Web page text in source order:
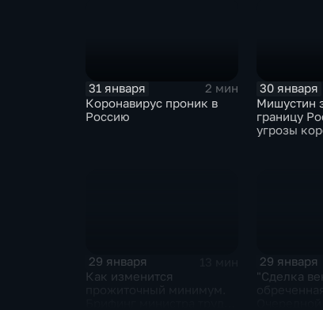
31 января
2 мин
Коронавирус проник в
Россию
30 января
Мишустин
границу
угрозы
29 января
Как изменится
29 января
"Сделка